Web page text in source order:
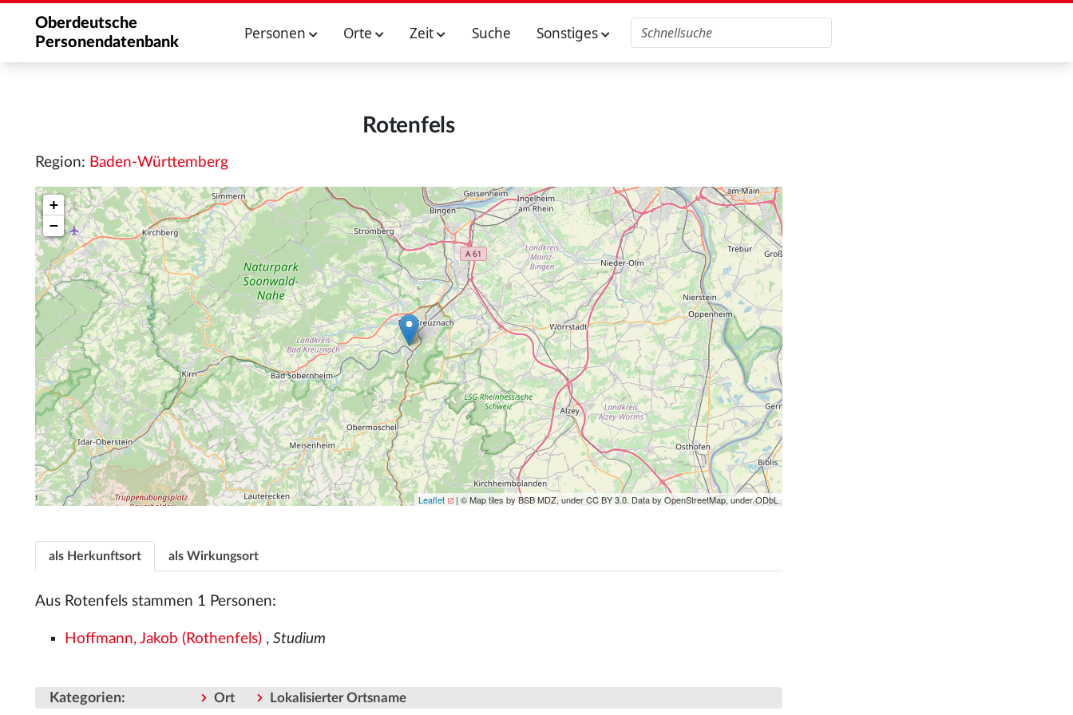
Oberdeutsche
Personendatenbank
Personen Orte Zeit Suche Sonstiges
Rotenfels
Region: Baden-Württemberg
+
−
Leaflet | © Map tiles by BSB MDZ, under CC BY 3.0. Data by OpenStreetMap, under ODbL
als Herkunftsort als Wirkungsort
Aus Rotenfels stammen 1 Personen:
Hoffmann, Jakob (Rothenfels) ,Studium
Kategorien: Ort Lokalisierter Ortsname